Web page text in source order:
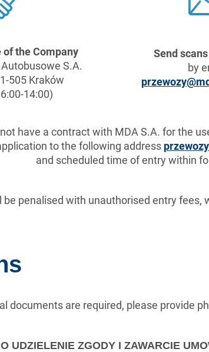
ofthe Company
S.A.
505 Kraków
14:00)
Send
by
have a contract with MDA S.A. for the
to the following address
and scheduled time of entry within
be penalised with unauthorised entry
documents are required, please provide
UDZIELENIE ZGODY I ZAWARCIE